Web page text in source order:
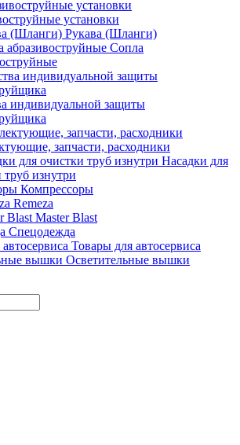
установки
Рукава (Шланги)
Сопла
индивидуальной защиты
запчасти, расходники
Насадки для
труб изнутри
Компрессоры
Remeza
Master Blast
Спецодежда
Товары для автосервиса
Осветительные вышки